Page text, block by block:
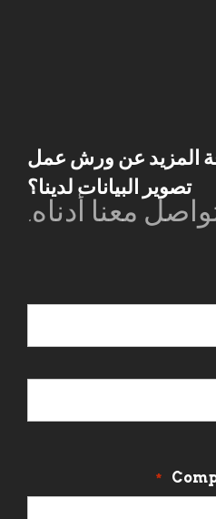
المزيد عن ورش عمل
تصوير البيانات لدينا؟
معنا أدناه.
*